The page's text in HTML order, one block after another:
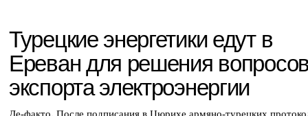
Турецкие энергетики едут в
Ереван для решения
экспорта электроэнергии